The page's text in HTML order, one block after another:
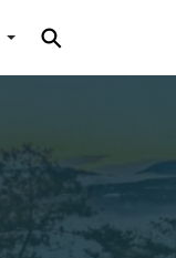
⚲